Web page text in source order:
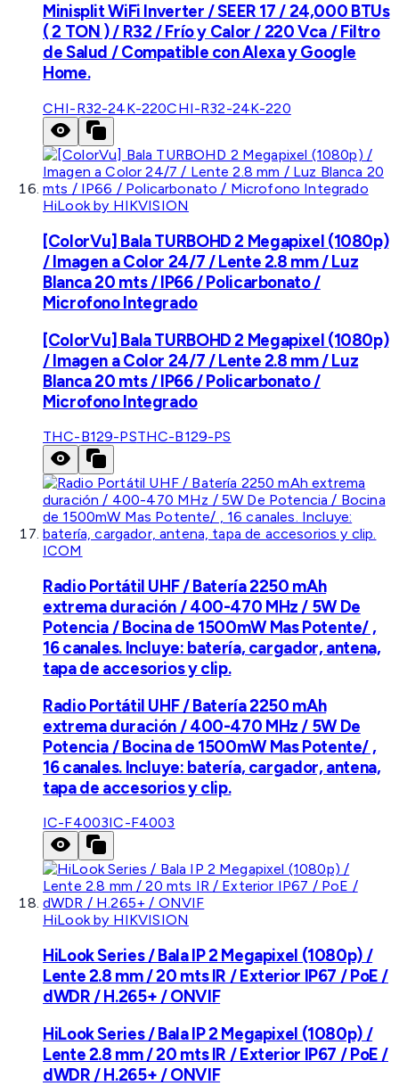
Minisplit WiFi Inverter / SEER 17 / 24,000 BTUs
( 2 TON ) / R32 / Frío y Calor / 220 Vca / Filtro
de Salud / Compatible con Alexa y Google
Home.
CHI-R32-24K-220CHI-R32-24K-220
HiLook by HIKVISION
[ColorVu] Bala TURBOHD 2 Megapixel (1080p)
/ Imagen a Color 24/7 / Lente 2.8 mm / Luz
Blanca 20 mts / IP66 / Policarbonato /
Microfono Integrado
[ColorVu] Bala TURBOHD 2 Megapixel (1080p)
/ Imagen a Color 24/7 / Lente 2.8 mm / Luz
Blanca 20 mts / IP66 / Policarbonato /
Microfono Integrado
THC-B129-PSTHC-B129-PS
ICOM
Radio Portátil UHF / Batería 2250 mAh
extrema duración / 400-470 MHz / 5W De
Potencia / Bocina de 1500mW Mas Potente/ ,
16 canales. Incluye: batería, cargador, antena,
tapa de accesorios y clip.
Radio Portátil UHF / Batería 2250 mAh
extrema duración / 400-470 MHz / 5W De
Potencia / Bocina de 1500mW Mas Potente/ ,
16 canales. Incluye: batería, cargador, antena,
tapa de accesorios y clip.
IC-F4003IC-F4003
HiLook by HIKVISION
HiLook Series / Bala IP 2 Megapixel (1080p) /
Lente 2.8 mm / 20 mts IR / Exterior IP67 / PoE /
dWDR / H.265+ / ONVIF
HiLook Series / Bala IP 2 Megapixel (1080p) /
Lente 2.8 mm / 20 mts IR / Exterior IP67 / PoE /
dWDR / H.265+ / ONVIF